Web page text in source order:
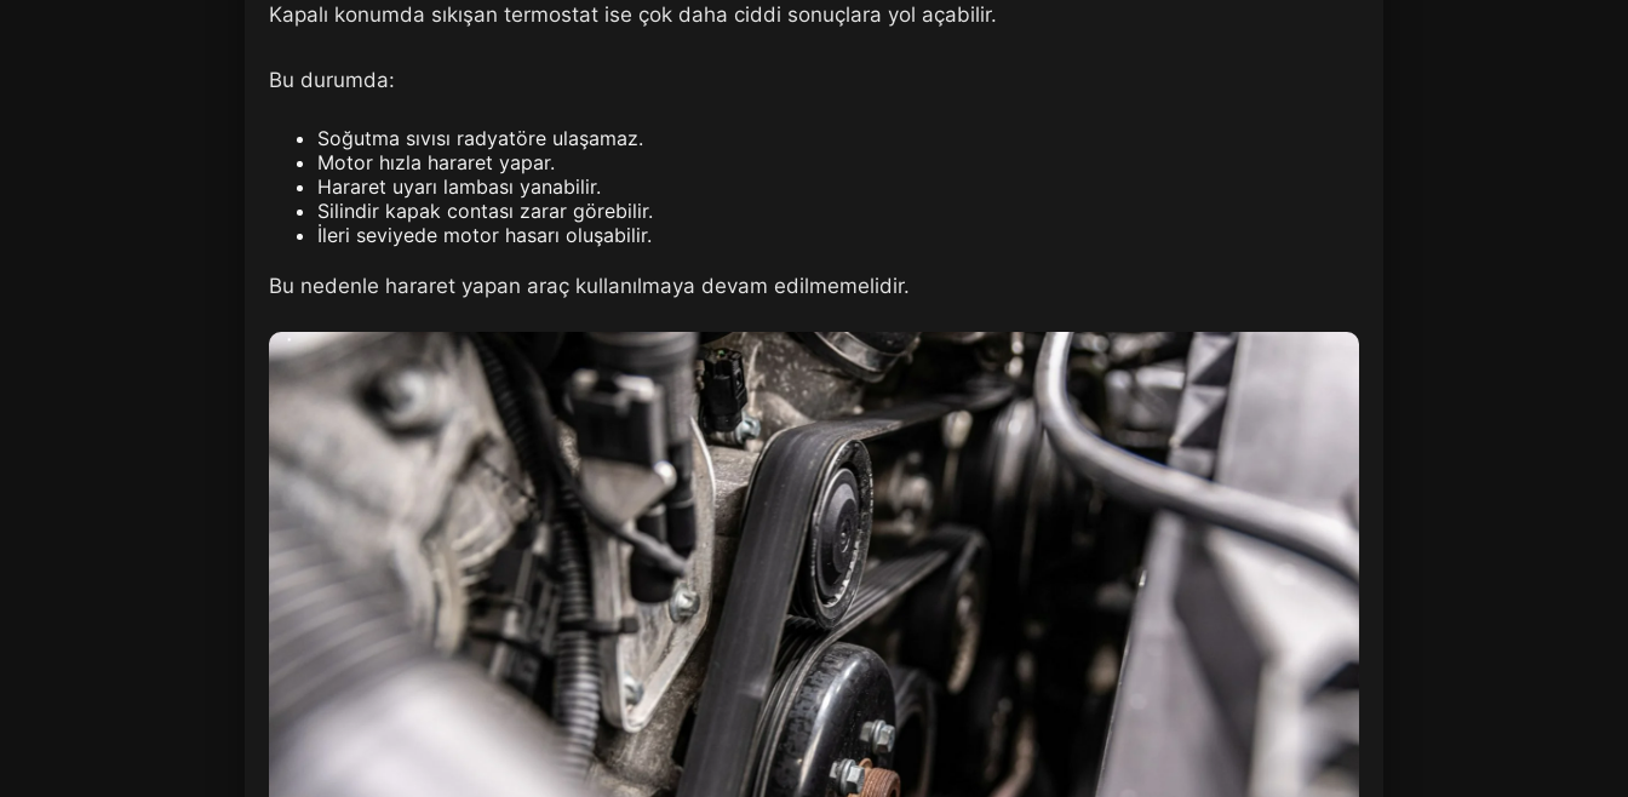
Kapalı konumda sıkışan termostat ise çok daha ciddi sonuçlara yol açabilir.
Bu durumda:
Soğutma sıvısı radyatöre ulaşamaz.
Motor hızla hararet yapar.
Hararet uyarı lambası yanabilir.
Silindir kapak contası zarar görebilir.
İleri seviyede motor hasarı oluşabilir.
Bu nedenle hararet yapan araç kullanılmaya devam edilmemelidir.